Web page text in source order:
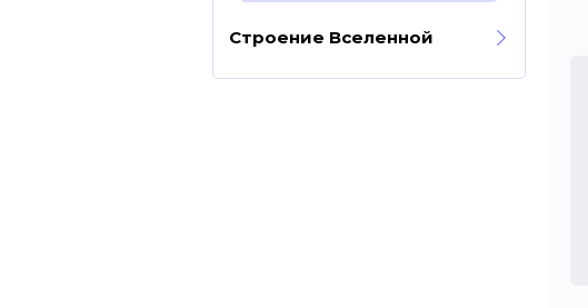
Строение Вселенной